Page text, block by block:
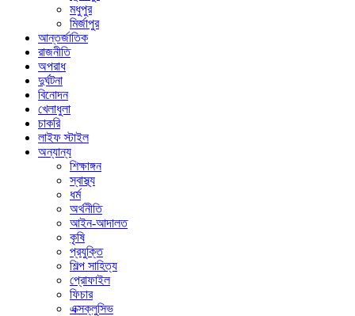
মধুপুর
মির্জাপুর
আন্তর্জাতিক
রাজনীতি
অপরাধ
দুর্ঘটনা
বিনোদন
খেলাধুলা
চাকরি
লাইফ স্টাইল
অন্যান্য
শিক্ষাঙ্গন
স্বাস্থ্য
ধর্ম
অর্থনীতি
আইন-আদালত
কৃষি
প্রযুক্তি
শিল্প সাহিত্য
প্রোফাইল
ফিচার
এক্সক্লুসিভ